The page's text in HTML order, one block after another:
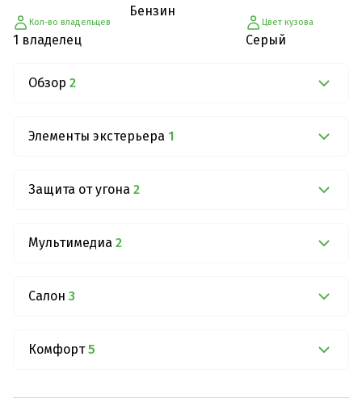
Кол-во владельцев
1 владелец
Бензин
Цвет кузова
Серый
Обзор 2
Элементы экстерьера 1
Защита от угона 2
Мультимедиа 2
Салон 3
Комфорт 5